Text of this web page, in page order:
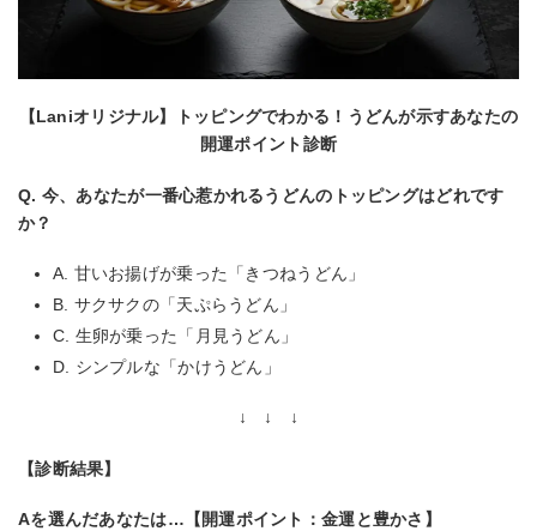
【Laniオリジナル】トッピングでわかる！うどんが示すあなたの
開運ポイント診断
Q. 今、あなたが一番心惹かれるうどんのトッピングはどれです
か？
A. 甘いお揚げが乗った「きつねうどん」
B. サクサクの「天ぷらうどん」
C. 生卵が乗った「月見うどん」
D. シンプルな「かけうどん」
↓ ↓ ↓
【診断結果】
Aを選んだあなたは…【開運ポイント：金運と豊かさ】